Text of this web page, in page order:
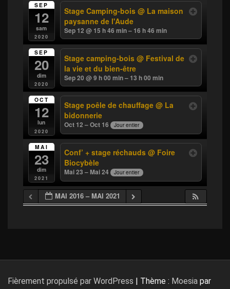
SEP
12
sam
2020
Stage Camping-bois@ La maison
paysanne de l'Aude
Sep 12 @ 15 h 46 min – 16 h 46 min
SEP
20
dim
2020
Stage camping-bois@ Festival de
la vie et du bien-être
Sep 20 @ 9 h 00 min – 13 h 00 min
OCT
12
lun
2020
Stage poêle de chauffage@ La
bidonnerie
Oct 12 – Oct 16 Jour entier
MAI
23
dim
2021
Conf’ + stage réchauds@ Foire
Biocybèle
Mai 23 – Mai 24 Jour entier
MAI 2016 – MAI 2021
Fièrement propulsé par WordPress | Thème : Moesia par